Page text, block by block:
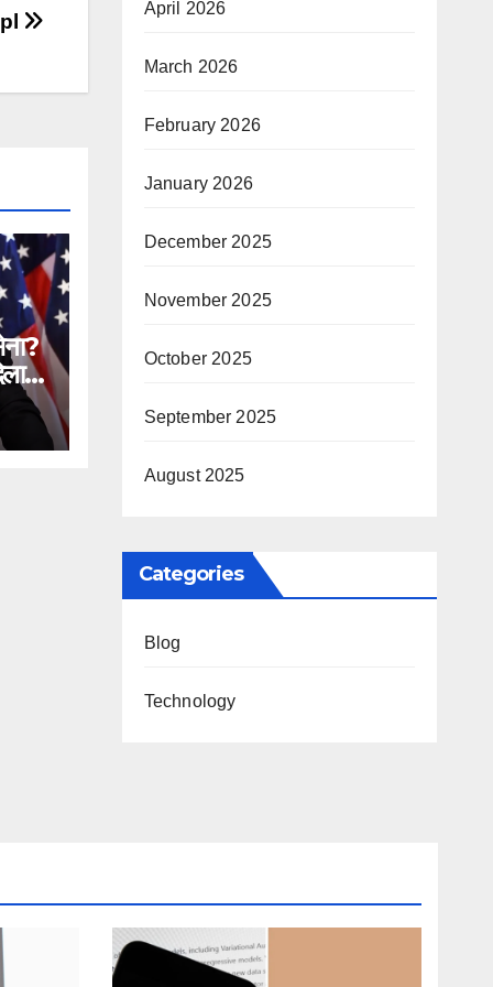
April 2026
March 2026
February 2026
January 2026
December 2025
November 2025
October 2025
September 2025
August 2025
Categories
Blog
Technology